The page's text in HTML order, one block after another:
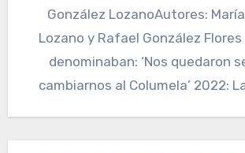
González LozanoAutores:
Lozano y Rafael González
denominaban: ‘Nos quedaron
cambiarnos al Columela’ 2022: